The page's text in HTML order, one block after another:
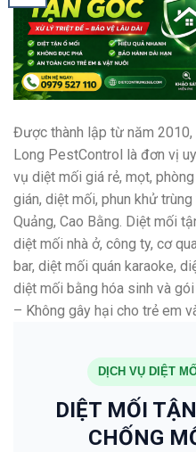
Được thành lập từ năm 2010,
Long PestControl là đơn vị
vụ diệt mối giá rẻ, mọt,
gián, diệt mối, phun khử
Quảng, Cao Bằng. Diệt mối
diệt mối nhà ở, công ty, cơ
bar, diệt mối quán karaoke,
diệt mối bằng hóa sinh và
– Không gây hại cho trẻ em
DỊCH VỤ DIỆT
DIỆT MỐI
CHỐNG